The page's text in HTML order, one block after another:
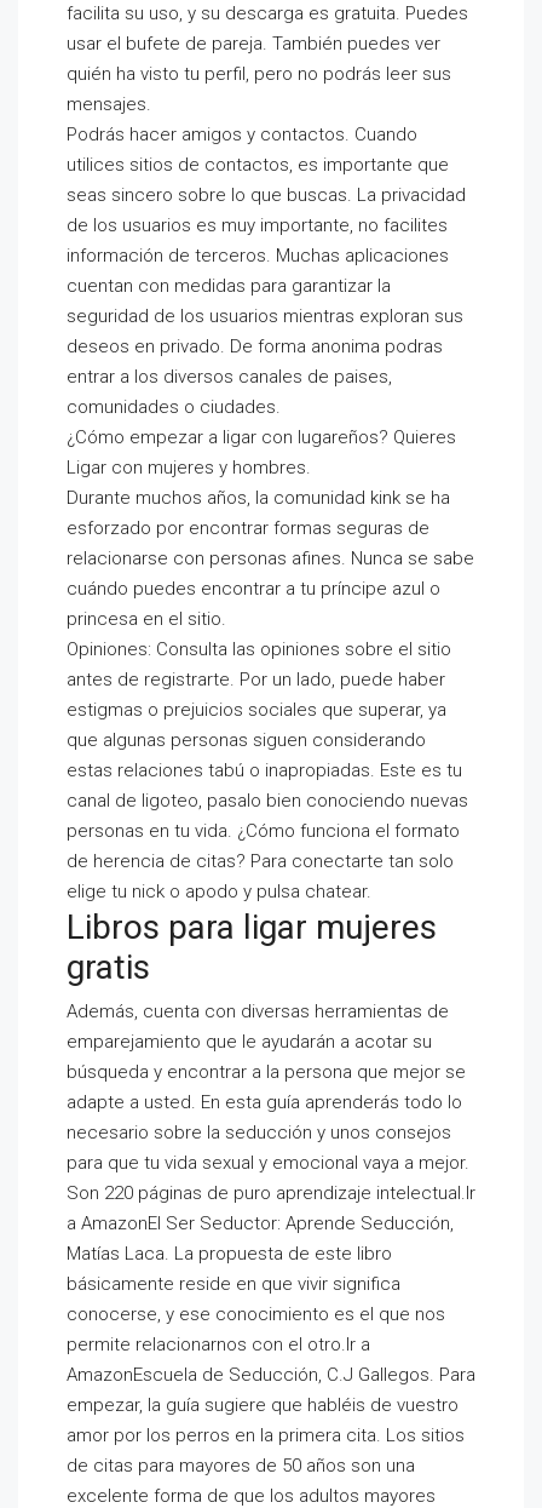
facilita su uso, y su descarga es gratuita. Puedes
usar el bufete de pareja. También puedes ver
quién ha visto tu perfil, pero no podrás leer sus
mensajes.
Podrás hacer amigos y contactos. Cuando
utilices sitios de contactos, es importante que
seas sincero sobre lo que buscas. La privacidad
de los usuarios es muy importante, no facilites
información de terceros. Muchas aplicaciones
cuentan con medidas para garantizar la
seguridad de los usuarios mientras exploran sus
deseos en privado. De forma anonima podras
entrar a los diversos canales de paises,
comunidades o ciudades.
¿Cómo empezar a ligar con lugareños? Quieres
Ligar con mujeres y hombres.
Durante muchos años, la comunidad kink se ha
esforzado por encontrar formas seguras de
relacionarse con personas afines. Nunca se sabe
cuándo puedes encontrar a tu príncipe azul o
princesa en el sitio.
Opiniones: Consulta las opiniones sobre el sitio
antes de registrarte. Por un lado, puede haber
estigmas o prejuicios sociales que superar, ya
que algunas personas siguen considerando
estas relaciones tabú o inapropiadas. Este es tu
canal de ligoteo, pasalo bien conociendo nuevas
personas en tu vida. ¿Cómo funciona el formato
de herencia de citas? Para conectarte tan solo
elige tu nick o apodo y pulsa chatear.
Libros para ligar mujeres
gratis
Además, cuenta con diversas herramientas de
emparejamiento que le ayudarán a acotar su
búsqueda y encontrar a la persona que mejor se
adapte a usted. En esta guía aprenderás todo lo
necesario sobre la seducción y unos consejos
para que tu vida sexual y emocional vaya a mejor.
Son 220 páginas de puro aprendizaje intelectual.Ir
a AmazonEl Ser Seductor: Aprende Seducción,
Matías Laca. La propuesta de este libro
básicamente reside en que vivir significa
conocerse, y ese conocimiento es el que nos
permite relacionarnos con el otro.Ir a
AmazonEscuela de Seducción, C.J Gallegos. Para
empezar, la guía sugiere que habléis de vuestro
amor por los perros en la primera cita. Los sitios
de citas para mayores de 50 años son una
excelente forma de que los adultos mayores